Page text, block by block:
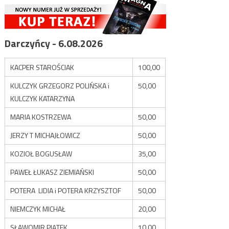
Darczyńcy - 6.08.2026
KACPER STAROŚCIAK
100,00
KULCZYK GRZEGORZ POLIŃSKA i
KULCZYK KATARZYNA
50,00
MARIA KOSTRZEWA
50,00
JERZY T MICHAJŁOWICZ
50,00
KOZIOŁ BOGUSŁAW
35,00
PAWEŁ ŁUKASZ ZIEMIAŃSKI
50,00
POTERA LIDIA i POTERA KRZYSZTOF
50,00
NIEMCZYK MICHAŁ
20,00